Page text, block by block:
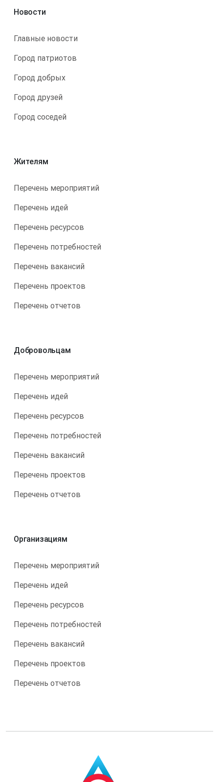
Новости
Главные новости
Город патриотов
Город добрых
Город друзей
Город соседей
Жителям
Перечень мероприятий
Перечень идей
Перечень ресурсов
Перечень потребностей
Перечень вакансий
Перечень проектов
Перечень отчетов
Добровольцам
Перечень мероприятий
Перечень идей
Перечень ресурсов
Перечень потребностей
Перечень вакансий
Перечень проектов
Перечень отчетов
Организациям
Перечень мероприятий
Перечень идей
Перечень ресурсов
Перечень потребностей
Перечень вакансий
Перечень проектов
Перечень отчетов